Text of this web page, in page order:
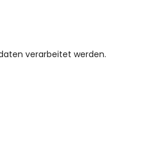
verarbeitet werden.